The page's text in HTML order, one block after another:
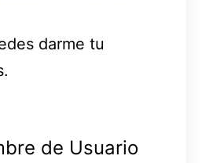
darme tu
de Usuario